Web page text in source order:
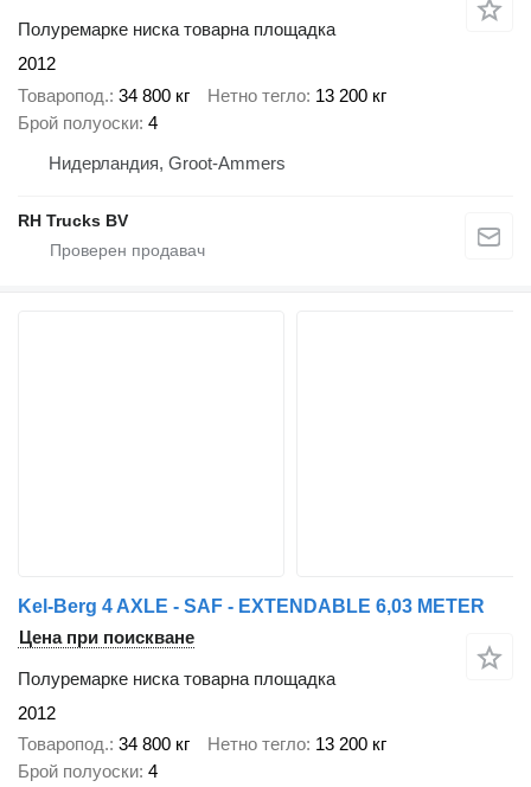
Полуремарке ниска товарна площадка
2012
Товаропод. 34 800 кг Нетно тегло 13 200 кг
Брой полуоски 4
Нидерландия, Groot-Ammers
RH Trucks BV
Kel-Berg 4 AXLE - SAF - EXTENDABLE 6,03 METER
Цена при поискване
Полуремарке ниска товарна площадка
2012
Товаропод. 34 800 кг Нетно тегло 13 200 кг
Брой полуоски 4